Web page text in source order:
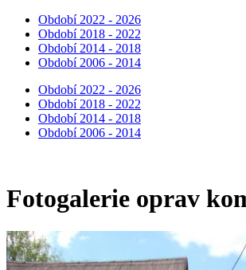
Období 2022 - 2026
Období 2018 - 2022
Období 2014 - 2018
Období 2006 - 2014
Období 2022 - 2026
Období 2018 - 2022
Období 2014 - 2018
Období 2006 - 2014
Fotogalerie oprav